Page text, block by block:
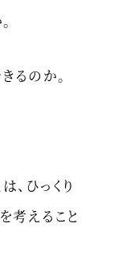
るのか。
、ひっくり
考えること